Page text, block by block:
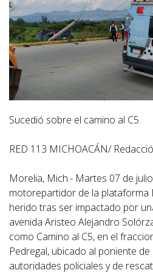
Sucedió sobre el camino al C5.
RED 113 MICHOACÁN/
Morelia, Mich.- Martes 07 de
motorepartidor de la plataforma
herido tras ser impactado por
avenida Aristeo Alejandro
como Camino al C5, en el
Pedregal, ubicado al poniente
autoridades policiales y de